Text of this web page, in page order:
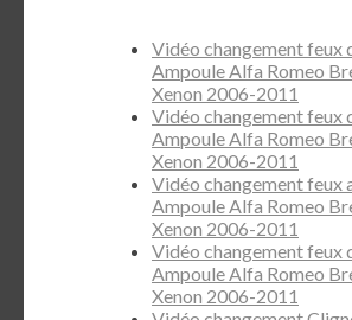
Vidéo changement feux
Ampoule Alfa Romeo
Xenon 2006-2011
Vidéo changement feux
Ampoule Alfa Romeo
Xenon 2006-2011
Vidéo changement feux
Ampoule Alfa Romeo
Xenon 2006-2011
Vidéo changement feux
Ampoule Alfa Romeo
Xenon 2006-2011